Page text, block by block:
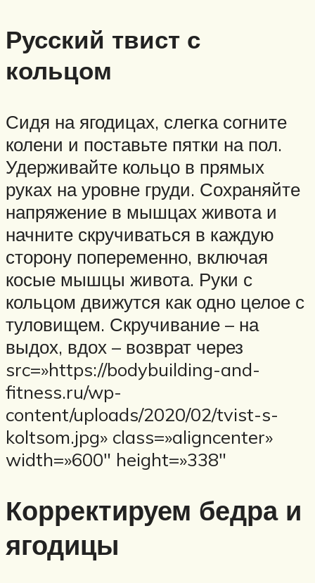
Русский твист с
кольцом
Сидя на ягодицах, слегка согните
колени и поставьте пятки на пол.
Удерживайте кольцо в прямых
руках на уровне груди. Сохраняйте
напряжение в мышцах живота и
начните скручиваться в каждую
сторону попеременно, включая
косые мышцы живота. Руки с
кольцом движутся как одно целое с
туловищем. Скручивание – на
выдох, вдох – возврат через
src=»https://bodybuilding-and-
fitness.ru/wp-
content/uploads/2020/02/tvist-s-
koltsom.jpg» class=»aligncenter»
width=»600″ height=»338″
Корректируем бедра и
ягодицы